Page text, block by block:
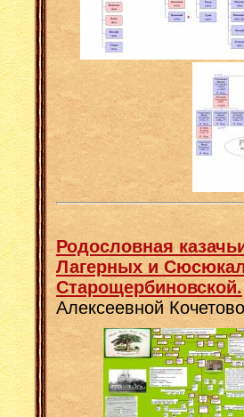
Родословная
Лагерных и
Старощербиновской.
Алексеевной